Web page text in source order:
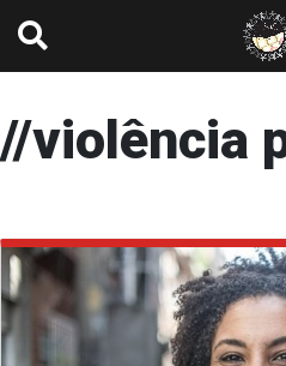
//violência